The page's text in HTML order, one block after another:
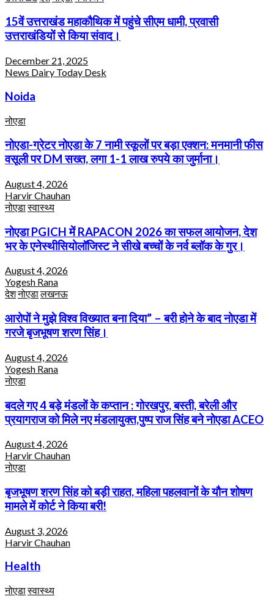
15वें उत्तराखंड महाकौथिक में पहुंचे सीएम धामी, प्रवासी
उत्तराखंडियों से किया संवाद।
December 21, 2025
News Dairy Today Desk
Noida
नोएडा
नोएडा-ग्रेटर नोएडा के 7 नामी स्कूलों पर बड़ा एक्शन: मनमानी फीस
वसूली पर DM सख्त, लगा 1-1 लाख रुपये का जुर्माना।
August 4, 2026
Harvir Chauhan
नोएडास्वास्थ्य
नोएडा PGICH में RAPACON 2026 का सफल आयोजन, देश
भर के एनेस्थीसियोलॉजिस्ट ने सीखे बच्चों के नर्व ब्लॉक के गुर।
August 4, 2026
Yogesh Rana
देशनोएडालखनऊ
आरोपों ने मुझे विश्व विख्यात बना दिया” – बरी होने के बाद नोएडा में
गरजे बृजभूषण शरण सिंह।
August 4, 2026
Yogesh Rana
नोएडा
बदले गए 4 बड़े मंडलों के कप्तान : गोरखपुर, बस्ती, बरेली और
प्रयागराज को मिले नए मंडलायुक्त,पुष्प राज सिंह बने नोएडा ACEO
August 4, 2026
Harvir Chauhan
नोएडा
बृजभूषण शरण सिंह को बड़ी राहत, महिला पहलवानों के यौन शोषण
मामले में कोर्ट ने किया बरी!
August 3, 2026
Harvir Chauhan
Health
नोएडास्वास्थ्य